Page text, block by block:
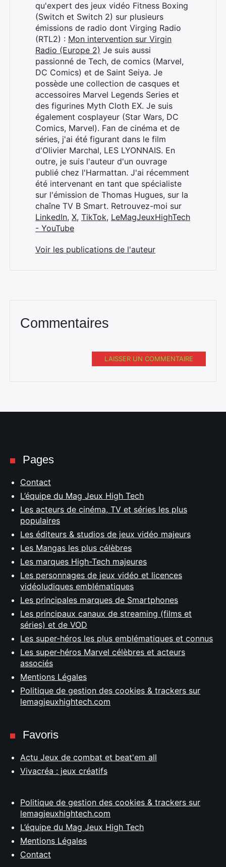
qu'expert des jeux vidéo Fitness Boxing
(Switch et Switch 2) sur plusieurs
émissions de radio dont Virging Radio
(RTL2) : Mon intervention sur Virgin
Radio (Europe 2) Je suis aussi
passionné de Tech, de comics (Marvel,
DC Comics) et de Saint Seiya. Je
possède une collection de casques et
accessoires Marvel Legends Series et
des figurines Myth Cloth EX. Je suis
également cosplayeur (Star Wars, DC
Comics, Marvel). Fan de cinéma et de
séries, j'ai été figurant dans le film
d'Olivier Marchal, LES LYONNAIS. En
outre, je suis l'auteur d'un ouvrage
publié chez l'Harmattan. J'ai récemment
été intervenant en tant que spécialiste
sur l'émission de Thomas Hugues, sur la
chaîne TV B Smart. Retrouvez-moi sur
LinkedIn, X, TikTok, LeMagJeuxHighTech
- YouTube
Voir les publications de l'auteur
Commentaires
LAISSER UN COMMENTAIRE
Pages
Contact
L’équipe du Mag Jeux High Tech
Les acteurs de cinéma, TV et séries les plus
populaires
Les éditeurs & studios de jeux vidéo majeurs
Les Mangas les plus célèbres
Les marques High-Tech majeures
Les personnages de jeux vidéo et licences
vidéoludiques emblématiques
Les principales marques de Smartphones
Les principaux canaux de streaming (films et
séries) et de VOD
Les super-héros les plus emblématiques et connus
Les super-héros Marvel célèbres et acteurs
associés
Mentions Légales
Politique de gestion des cookies & trackers sur
lemagjeuxhightech.com
Favoris
Actu Jeux de combat et beat'em all
Vivacréa : jeux créatifs
Politique de gestion des cookies & trackers sur
lemagjeuxhightech.com
L’équipe du Mag Jeux High Tech
Mentions Légales
Contact